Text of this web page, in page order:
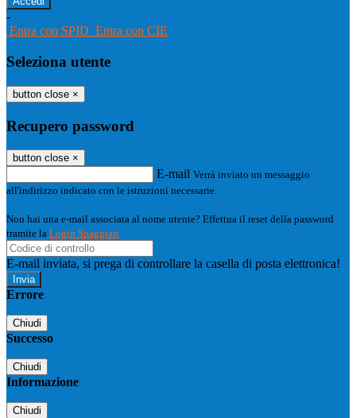
-
Entra con SPID Entra con CIE
Seleziona utente
button close ×
Recupero password
button close ×
E-mail Verrà inviato un messaggio
all'indirizzo indicato con le istruzioni necessarie.
Non hai una e-mail associata al nome utente? Effettua il reset della password
tramite la Login Spaggiari
E-mail inviata, si prega di controllare la casella di posta elettronica!
Errore
Chiudi
Successo
Chiudi
Informazione
Chiudi